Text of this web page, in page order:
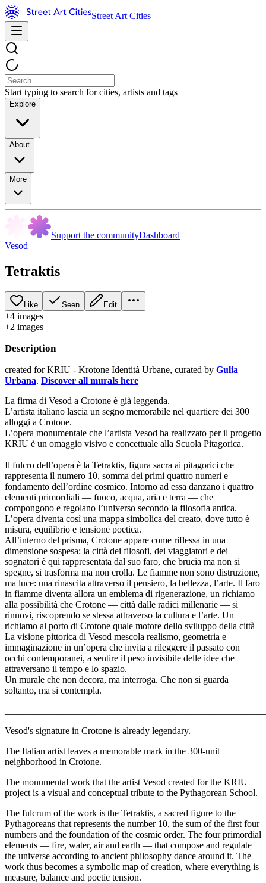
Street Art Cities
Start typing to search for cities, artists and tags
Explore
About
More
Support the communityDashboard
Vesod
Tetraktis
Like Seen Edit
+4 images
+2 images
Description
created for KRIU - Krotone Identità Urbane, curated by Gulia
Urbana. Discover all murals here
La firma di Vesod a Crotone è già leggenda.
L’artista italiano lascia un segno memorabile nel quartiere dei 300
alloggi a Crotone.
L’opera monumentale che l’artista Vesod ha realizzato per il progetto
KRIU è un omaggio visivo e concettuale alla Scuola Pitagorica.
Il fulcro dell’opera è la Tetraktis, figura sacra ai pitagorici che
rappresenta il numero 10, somma dei primi quattro numeri e
fondamento dell’ordine cosmico. Intorno ad essa danzano i quattro
elementi primordiali — fuoco, acqua, aria e terra — che
compongono e regolano l’universo secondo la filosofia antica.
L’opera diventa così una mappa simbolica del creato, dove tutto è
misura, equilibrio e tensione poetica.
All’interno del prisma, Crotone appare come riflessa in una
dimensione sospesa: la città dei filosofi, dei viaggiatori e dei
sognatori è qui rappresentata dal suo faro, che brucia ma non si
spegne, si trasforma ma non crolla. Le fiamme non sono distruzione,
ma luce: una rinascita attraverso il pensiero, la bellezza, l’arte. Il faro
in fiamme diventa allora un emblema di rigenerazione, un richiamo
alla possibilità che Crotone — città dalle radici millenarie — si
rinnovi, riscoprendo se stessa attraverso la cultura e l’arte. Un
richiamo al porto di Crotone quale motore dello sviluppo della città
La visione pittorica di Vesod mescola realismo, geometria e
immaginazione in un’opera che invita a rileggere il passato con
occhi contemporanei, a sentire il peso invisibile delle idee che
attraversano il tempo e lo spazio.
Un murale che non decora, ma interroga. Che non si guarda
soltanto, ma si contempla.
Vesod's signature in Crotone is already legendary.
The Italian artist leaves a memorable mark in the 300-unit
neighborhood in Crotone.
The monumental work that the artist Vesod created for the KRIU
project is a visual and conceptual tribute to the Pythagorean School.
The fulcrum of the work is the Tetraktis, a sacred figure to the
Pythagoreans that represents the number 10, the sum of the first four
numbers and the foundation of the cosmic order. The four primordial
elements — fire, water, air and earth — that compose and regulate
the universe according to ancient philosophy dance around it. The
work thus becomes a symbolic map of creation, where everything is
measure, balance and poetic tension.